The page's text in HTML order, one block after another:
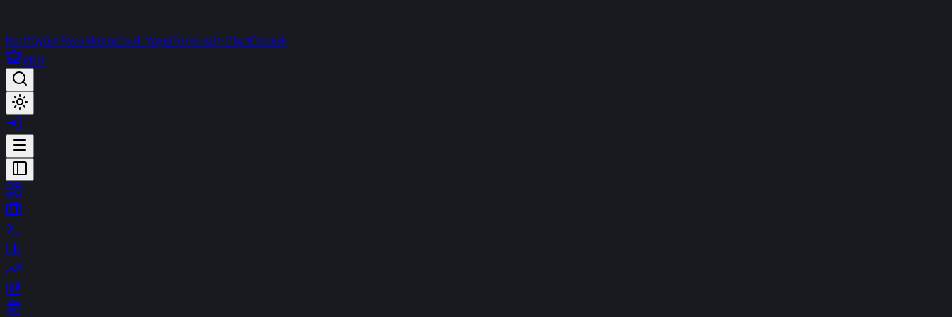
PortföyümFavorilerimCanlı YayınTerminalt-ChatDestek
PRO